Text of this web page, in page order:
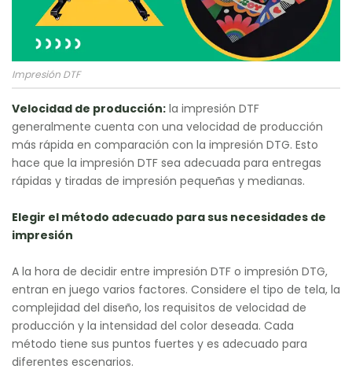
Impresión DTF
Velocidad de producción: la impresión DTF
generalmente cuenta con una velocidad de producción
más rápida en comparación con la impresión DTG. Esto
hace que la impresión DTF sea adecuada para entregas
rápidas y tiradas de impresión pequeñas y medianas.
Elegir el método adecuado para sus necesidades de
impresión
A la hora de decidir entre impresión DTF o impresión DTG,
entran en juego varios factores. Considere el tipo de tela, la
complejidad del diseño, los requisitos de velocidad de
producción y la intensidad del color deseada. Cada
método tiene sus puntos fuertes y es adecuado para
diferentes escenarios.